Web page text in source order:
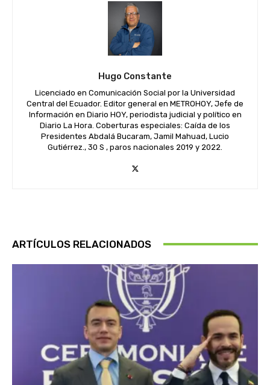
Hugo Constante
Licenciado en Comunicación Social por la Universidad
Central del Ecuador. Editor general en METROHOY, Jefe de
Información en Diario HOY, periodista judicial y político en
Diario La Hora. Coberturas especiales: Caída de los
Presidentes Abdalá Bucaram, Jamil Mahuad, Lucio
Gutiérrez., 30 S , paros nacionales 2019 y 2022.
ARTÍCULOS RELACIONADOS